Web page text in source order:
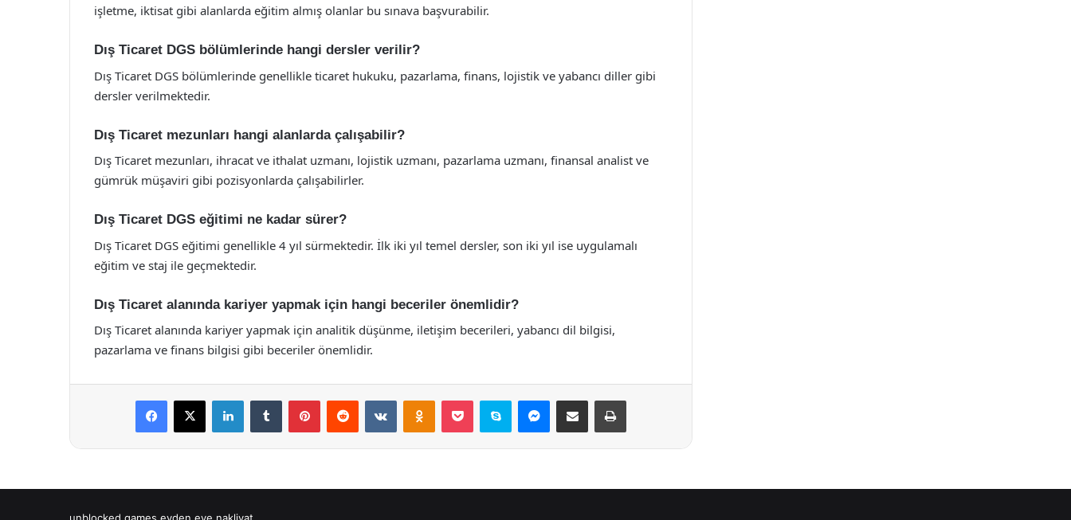
işletme, iktisat gibi alanlarda eğitim almış olanlar bu sınava başvurabilir.
Dış Ticaret DGS bölümlerinde hangi dersler verilir?
Dış Ticaret DGS bölümlerinde genellikle ticaret hukuku, pazarlama, finans, lojistik ve yabancı diller gibi
dersler verilmektedir.
Dış Ticaret mezunları hangi alanlarda çalışabilir?
Dış Ticaret mezunları, ihracat ve ithalat uzmanı, lojistik uzmanı, pazarlama uzmanı, finansal analist ve
gümrük müşaviri gibi pozisyonlarda çalışabilirler.
Dış Ticaret DGS eğitimi ne kadar sürer?
Dış Ticaret DGS eğitimi genellikle 4 yıl sürmektedir. İlk iki yıl temel dersler, son iki yıl ise uygulamalı
eğitim ve staj ile geçmektedir.
Dış Ticaret alanında kariyer yapmak için hangi beceriler önemlidir?
Dış Ticaret alanında kariyer yapmak için analitik düşünme, iletişim becerileri, yabancı dil bilgisi,
pazarlama ve finans bilgisi gibi beceriler önemlidir.
Facebook
X LinkedInTumblr PinterestReddit VKontakteOdnoklassniki
Pocket Skype Messenger
E-Posta ile paylaş Yazdır